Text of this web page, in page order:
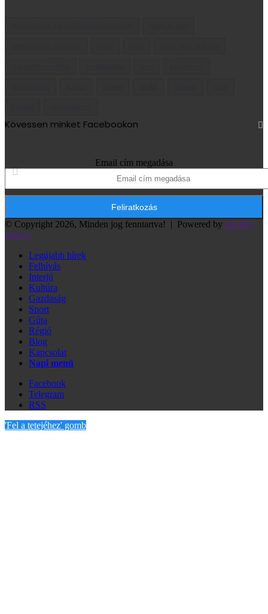
Kövessen minket Facebookon
Email cím megadása
© Copyright 2026, Minden jog fenntartva! | Powered by AKRIS
agency
Legújabb hírek
Felhívás
Interjú
Kultúra
Gazdaság
Sport
Gúta
Régió
Blog
Kapcsolat
Napi menü
Facebook
Telegram
RSS
'Fel a tetejéhez' gomb